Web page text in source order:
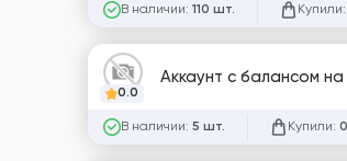
В наличии: 110 шт. Купили:
0.0
Аккаунт с балансом
В наличии: 5 шт. Купили: